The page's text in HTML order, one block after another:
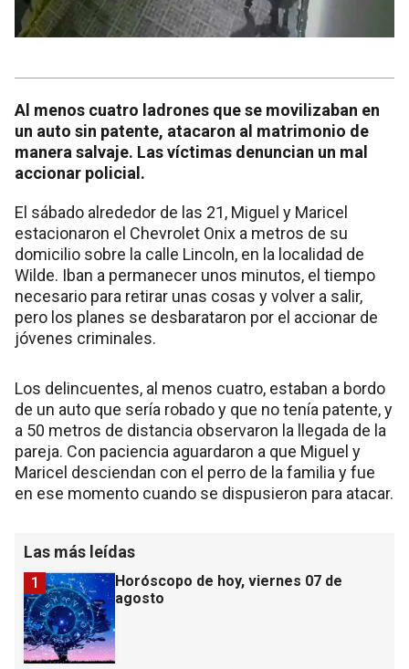
Al menos cuatro ladrones que se movilizaban en
un auto sin patente, atacaron al matrimonio de
manera salvaje. Las víctimas denuncian un mal
accionar policial.
El sábado alrededor de las 21, Miguel y Maricel
estacionaron el Chevrolet Onix a metros de su
domicilio sobre la calle Lincoln, en la localidad de
Wilde. Iban a permanecer unos minutos, el tiempo
necesario para retirar unas cosas y volver a salir,
pero los planes se desbarataron por el accionar de
jóvenes criminales.
Los delincuentes, al menos cuatro, estaban a bordo
de un auto que sería robado y que no tenía patente, y
a 50 metros de distancia observaron la llegada de la
pareja. Con paciencia aguardaron a que Miguel y
Maricel desciendan con el perro de la familia y fue
en ese momento cuando se dispusieron para atacar.
Las más leídas
Horóscopo de hoy, viernes 07 de
agosto
1